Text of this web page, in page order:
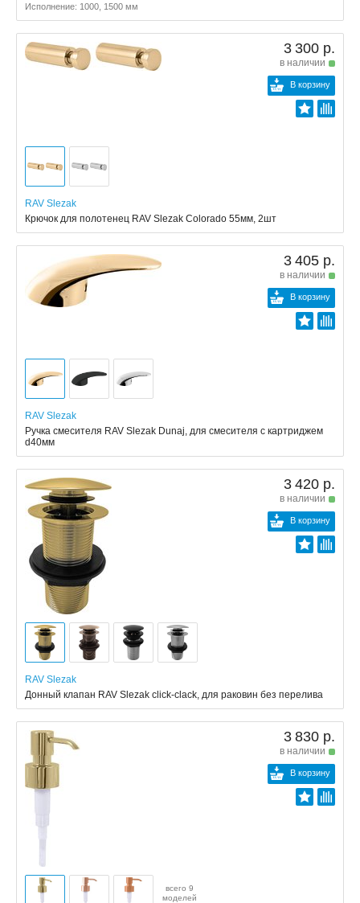
Исполнение: 1000, 1500 мм
3 300 р.
в наличии
В корзину
RAV Slezak
Крючок для полотенец RAV Slezak Colorado 55мм, 2шт
3 405 р.
в наличии
В корзину
RAV Slezak
Ручка смесителя RAV Slezak Dunaj, для смесителя с картриджем
d40мм
3 420 р.
в наличии
В корзину
RAV Slezak
Донный клапан RAV Slezak click-clack, для раковин без перелива
3 830 р.
в наличии
В корзину
всего 9
моделей